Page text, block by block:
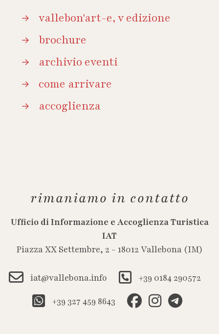
vallebon'art-e, v edizione
brochure
archivio eventi
come arrivare
accoglienza
rimaniamo in contatto
Ufficio di Informazione e Accoglienza Turistica
IAT
Piazza XX Settembre, 2 - 18012 Vallebona (IM)
iat@vallebona.info
+39 0184 290572
+39 327 459 8643